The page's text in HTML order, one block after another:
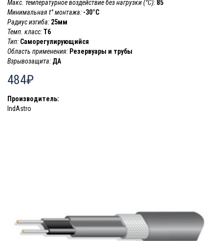
Макс. температурное воздействие без нагрузки (°С): 85
Минимальная t° монтажа: -30°C
Радиус изгиба: 25мм
Темп. класс:T6
Тип: Саморегулирующийся
Область применения: Резервуары и трубы
Взрывозащита: ДА
484₽
Производитель:
IndAstro